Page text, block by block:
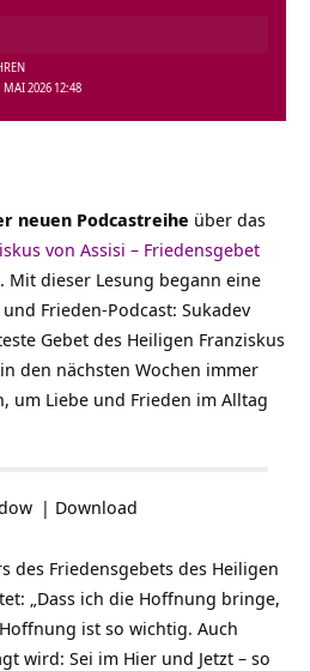
MAI 2026 12:48
neuen Podcastreihe über das
von Assisi – Friedensgebet
Mit dieser Lesung begann eine
Frieden-Podcast: Sukadev
Gebet des Heiligen Franziskus
den nächsten Wochen immer
um Liebe und Frieden im Alltag
| Download
des Friedensgebets des Heiligen
„Dass ich die Hoffnung bringe,
ist so wichtig. Auch
wird: Sei im Hier und Jetzt – so